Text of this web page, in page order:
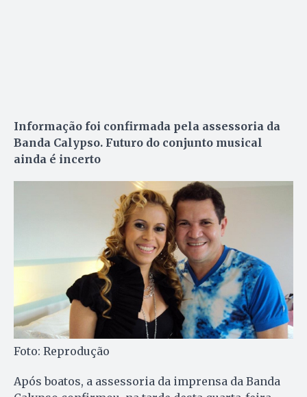
Informação foi confirmada pela assessoria da
Banda Calypso. Futuro do conjunto musical
ainda é incerto
Foto: Reprodução
Após boatos, a assessoria da imprensa da Banda